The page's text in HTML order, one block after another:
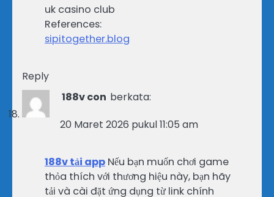
uk casino club
References:
sipitogether.blog
Reply
188v con berkata:
20 Maret 2026 pukul 11:05 am
188v tải app Nếu bạn muốn chơi game
thỏa thích với thương hiệu này, bạn hãy
tải và cài đặt ứng dụng từ link chính